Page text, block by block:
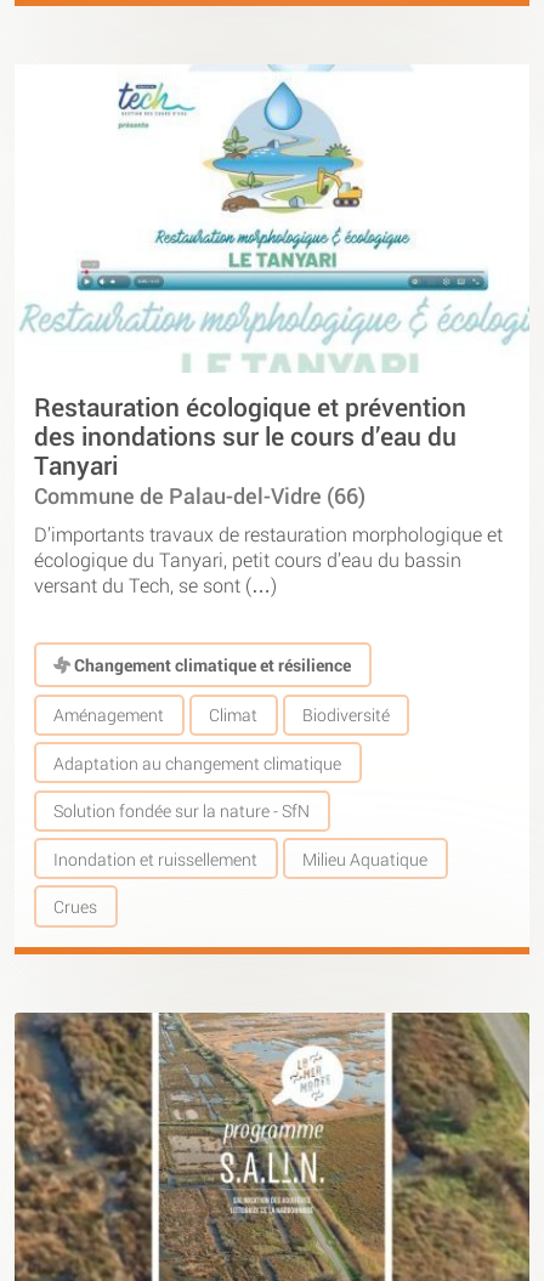
Restauration écologique et prévention
des inondations sur le cours d’eau du
Tanyari
Commune de Palau-del-Vidre (66)
D’importants travaux de restauration morphologique et
écologique du Tanyari, petit cours d’eau du bassin
versant du Tech, se sont (…)
Changement climatique et résilience
Aménagement Climat Biodiversité
Adaptation au changement climatique
Solution fondée sur la nature - SfN
Inondation et ruissellement Milieu Aquatique
Crues